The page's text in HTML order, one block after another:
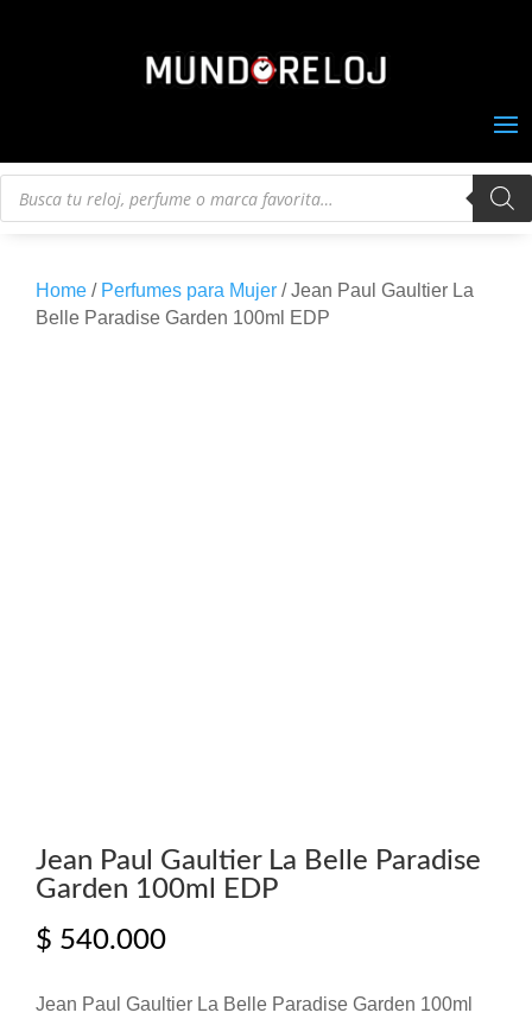
Búsqueda
Home / Perfumes para Mujer / Jean Paul Gaultier La
Belle Paradise Garden 100ml EDP
Jean Paul Gaultier La Belle Paradise
Garden 100ml EDP
$ 540.000
Jean Paul Gaultier La Belle Paradise Garden 100ml